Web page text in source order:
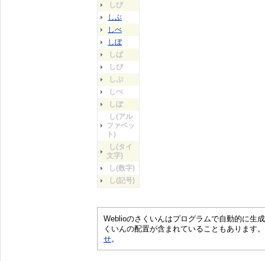
しび
しぶ
しべ
しぼ
しぱ
しぴ
しぷ
しぺ
しぽ
し(アル
ファベッ
ト)
し(タイ
文字)
し(数字)
し(記号)
Weblioのさくいんはプログラムで自動的に生
くいんの配置が含まれていることもあります
せ。